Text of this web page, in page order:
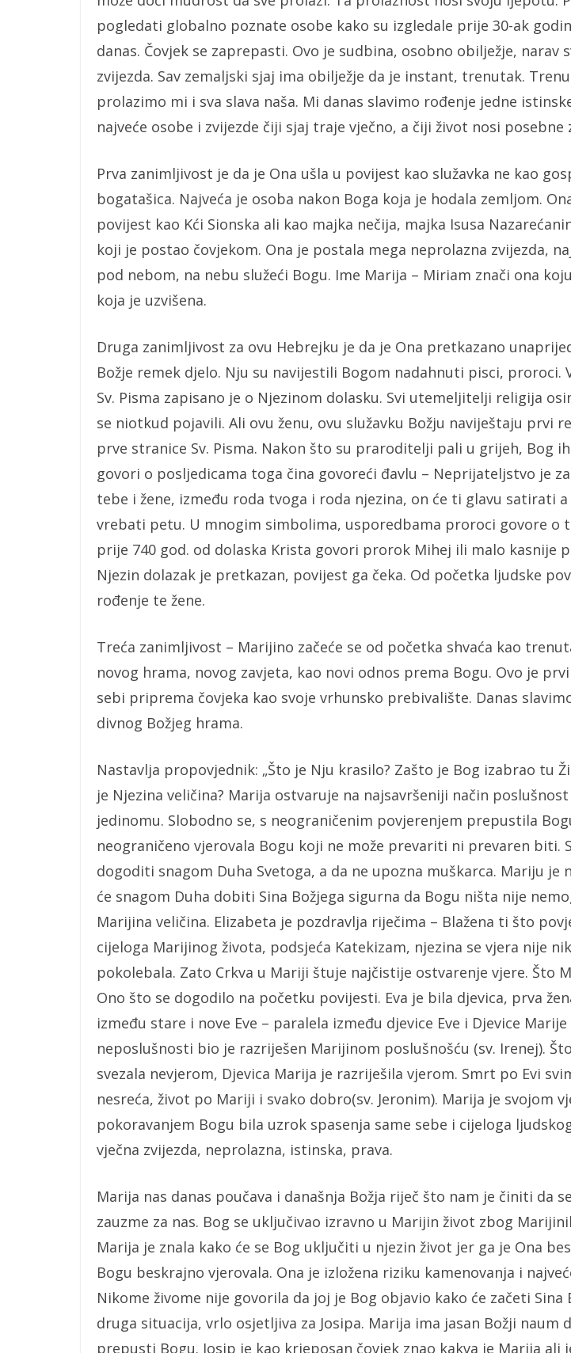
pogledati globalno poznate osobe kako su izgledale prije 30-ak
danas. Čovjek se zaprepasti. Ovo je sudbina, osobno obilježje, narav
zvijezda. Sav zemaljski sjaj ima obilježje da je instant, trenutak.
prolazimo mi i sva slava naša. Mi danas slavimo rođenje jedne
najveće osobe i zvijezde čiji sjaj traje vječno, a čiji život nosi posebne
Prva zanimljivost je da je Ona ušla u povijest kao služavka ne kao
bogatašica. Najveća je osoba nakon Boga koja je hodala zemljom.
povijest kao Kći Sionska ali kao majka nečija, majka Isusa
koji je postao čovjekom. Ona je postala mega neprolazna zvijezda,
pod nebom, na nebu služeći Bogu. Ime Marija – Miriam znači ona
koja je uzvišena.
Druga zanimljivost za ovu Hebrejku je da je Ona pretkazano
Božje remek djelo. Nju su navijestili Bogom nadahnuti pisci, proroci.
Sv. Pisma zapisano je o Njezinom dolasku. Svi utemeljitelji religija
se niotkud pojavili. Ali ovu ženu, ovu služavku Božju naviještaju prvi
prve stranice Sv. Pisma. Nakon što su praroditelji pali u grijeh, Bog
govori o posljedicama toga čina govoreći đavlu – Neprijateljstvo je
tebe i žene, između roda tvoga i roda njezina, on će ti glavu satirati
vrebati petu. U mnogim simbolima, usporedbama proroci govore o
prije 740 god. od dolaska Krista govori prorok Mihej ili malo kasnije
Njezin dolazak je pretkazan, povijest ga čeka. Od početka ljudske
rođenje te žene.
Treća zanimljivost – Marijino začeće se od početka shvaća kao
novog hrama, novog zavjeta, kao novi odnos prema Bogu. Ovo je
sebi priprema čovjeka kao svoje vrhunsko prebivalište. Danas
divnog Božjeg hrama.
Nastavlja propovjednik: „Što je Nju krasilo? Zašto je Bog izabrao tu
je Njezina veličina? Marija ostvaruje na najsavršeniji način
jedinomu. Slobodno se, s neograničenim povjerenjem prepustila
neograničeno vjerovala Bogu koji ne može prevariti ni prevaren biti.
dogoditi snagom Duha Svetoga, a da ne upozna muškarca. Mariju je
će snagom Duha dobiti Sina Božjega sigurna da Bogu ništa nije
Marijina veličina. Elizabeta je pozdravlja riječima – Blažena ti što
cijeloga Marijinog života, podsjeća Katekizam, njezina se vjera nije
pokolebala. Zato Crkva u Mariji štuje najčistije ostvarenje vjere. Što
Ono što se dogodilo na početku povijesti. Eva je bila djevica, prva
između stare i nove Eve – paralela između djevice Eve i Djevice Marije
neposlušnosti bio je razriješen Marijinom poslušnošću (sv. Irenej).
svezala nevjerom, Djevica Marija je razriješila vjerom. Smrt po Evi
nesreća, život po Mariji i svako dobro(sv. Jeronim). Marija je svojom
pokoravanjem Bogu bila uzrok spasenja same sebe i cijeloga
vječna zvijezda, neprolazna, istinska, prava.
Marija nas danas poučava i današnja Božja riječ što nam je činiti da
zauzme za nas. Bog se uključivao izravno u Marijin život zbog
Marija je znala kako će se Bog uključiti u njezin život jer ga je Ona
Bogu beskrajno vjerovala. Ona je izložena riziku kamenovanja i
Nikome živome nije govorila da joj je Bog objavio kako će začeti Sina
druga situacija, vrlo osjetljiva za Josipa. Marija ima jasan Božji naum
prepusti Bogu. Josip je kao krjeposan čovjek znao kakva je Marija ali